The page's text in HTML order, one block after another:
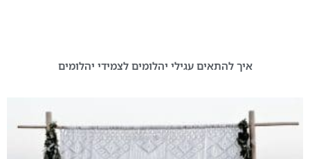
איך להתאים עגילי יהלומים לצמידי יהלומים